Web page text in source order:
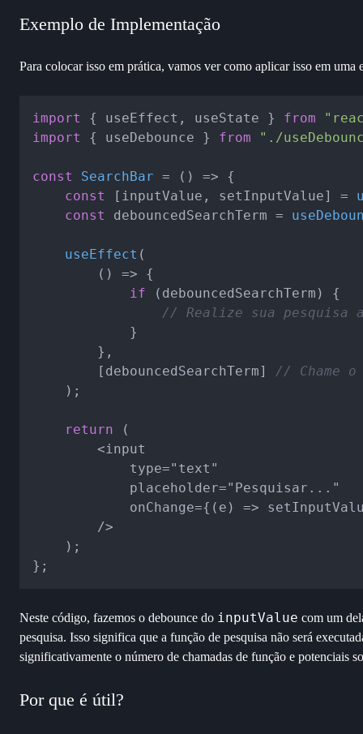
Exemplo de Implementação
Para colocar isso em prática, vamos ver como aplicar isso em uma
import { useEffect, useState } from
import
{ useDebounce } from "./
const SearchBar = ( ) => {
const
[inputValue, setInputValue] =
const
debouncedSearchTerm =
useEffect (
() => {
if (debouncedSearchTerm) {
// Realize sua pesquisa
		[debouncedSearchTerm]
// Chame
return (
Neste código, fazemos o debounce do inputValue com um
pesquisa. Isso significa que a função de pesquisa não será
significativamente o número de chamadas de função e potenciais
Por que é útil?